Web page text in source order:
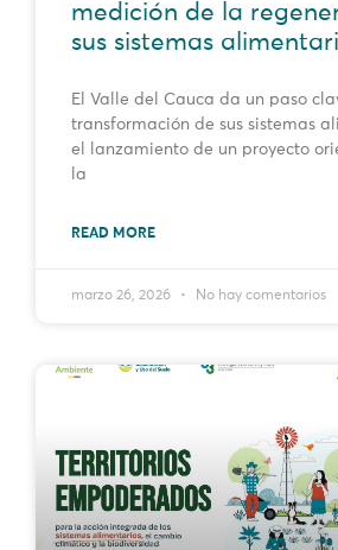
medición de la
sus sistemas
El Valle del Cauca da un paso
transformación de sus sistemas
el lanzamiento de un proyecto
la
READ MORE
marzo 26, 2026 No hay comentarios